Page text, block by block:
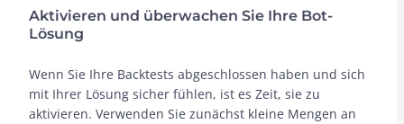
Aktivieren und überwachen Sie Ihre Bot-
Lösung
Wenn Sie Ihre Backtests abgeschlossen haben und sich
mit Ihrer Lösung sicher fühlen, ist es Zeit, sie zu
aktivieren. Verwenden Sie zunächst kleine Mengen an